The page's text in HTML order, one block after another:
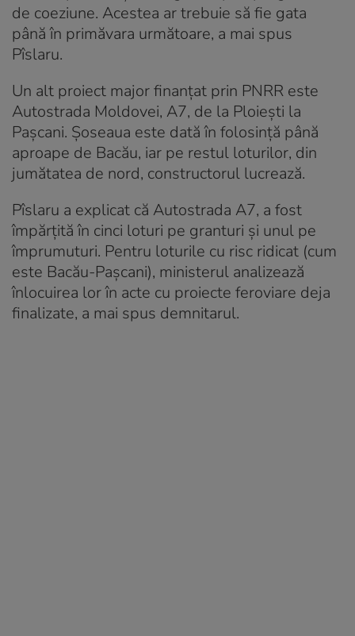
de coeziune. Acestea ar trebuie să fie gata
până în primăvara următoare, a mai spus
Pîslaru.
Un alt proiect major finanțat prin PNRR este
Autostrada Moldovei, A7, de la Ploiești la
Pașcani. Șoseaua este dată în folosință până
aproape de Bacău, iar pe restul loturilor, din
jumătatea de nord, constructorul lucrează.
Pîslaru a explicat că Autostrada A7, a fost
împărțită în cinci loturi pe granturi și unul pe
împrumuturi. Pentru loturile cu risc ridicat (cum
este Bacău-Pașcani), ministerul analizează
înlocuirea lor în acte cu proiecte feroviare deja
finalizate, a mai spus demnitarul.